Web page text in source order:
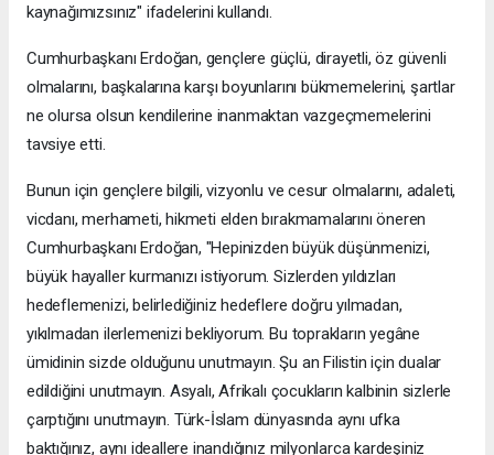
kaynağımızsınız" ifadelerini kullandı.
Cumhurbaşkanı Erdoğan, gençlere güçlü, dirayetli, öz güvenli
olmalarını, başkalarına karşı boyunlarını bükmemelerini, şartlar
ne olursa olsun kendilerine inanmaktan vazgeçmemelerini
tavsiye etti.
Bunun için gençlere bilgili, vizyonlu ve cesur olmalarını, adaleti,
vicdanı, merhameti, hikmeti elden bırakmamalarını öneren
Cumhurbaşkanı Erdoğan, "Hepinizden büyük düşünmenizi,
büyük hayaller kurmanızı istiyorum. Sizlerden yıldızları
hedeflemenizi, belirlediğiniz hedeflere doğru yılmadan,
yıkılmadan ilerlemenizi bekliyorum. Bu toprakların yegâne
ümidinin sizde olduğunu unutmayın. Şu an Filistin için dualar
edildiğini unutmayın. Asyalı, Afrikalı çocukların kalbinin sizlerle
çarptığını unutmayın. Türk-İslam dünyasında aynı ufka
baktığınız, aynı ideallere inandığınız milyonlarca kardeşiniz